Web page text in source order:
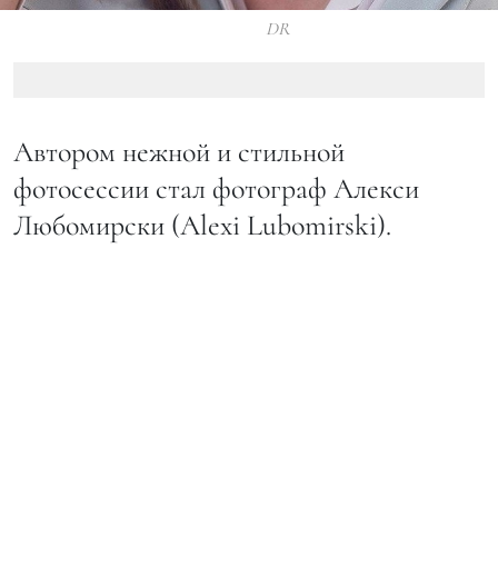
DR
Автором нежной и стильной
фотосессии стал фотограф Алекси
Любомирски (Alexi Lubomirski).